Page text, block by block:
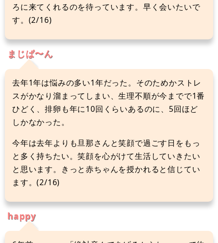
ろに来てくれるのを待っています。早く会いたいで
す。(2/16)
まじぱ〜ん
去年1年は悩みの多い1年だった。そのためかストレ
スがかなり溜まってしまい、生理不順が今までで1番
ひどく、排卵も年に10回くらいあるのに、5回ほど
しかなかった。
今年は去年よりも旦那さんと笑顔で過ごす日をもっ
と多く持ちたい。笑顔を心がけて生活していきたい
と思います。きっと赤ちゃんを授かれると信じてい
ます。(2/16)
happy